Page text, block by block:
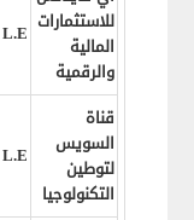
للاستثمارات
المالية
والرقمية
L.E
قناة
السويس
لتوطين
التكنولوجيا
L.E